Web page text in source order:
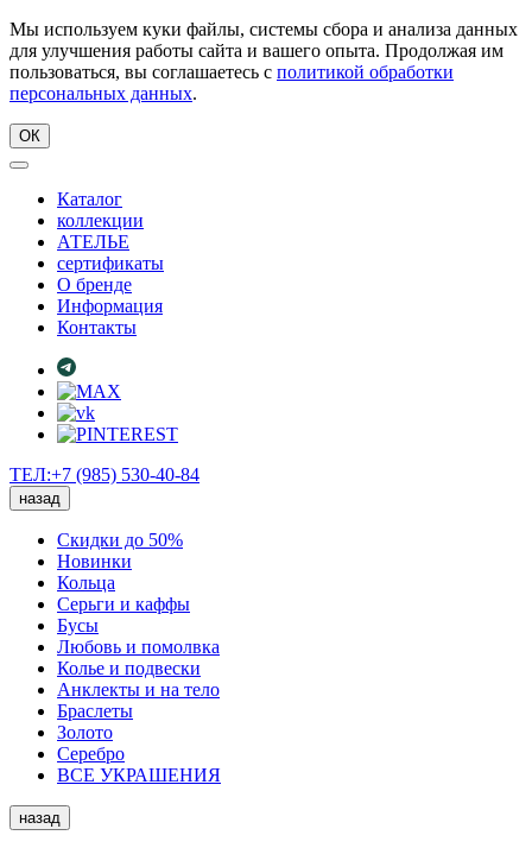
Мы используем куки файлы, системы сбора и анализа данных
для улучшения работы сайта и вашего опыта. Продолжая им
пользоваться, вы соглашаетесь с политикой обработки
персональных данных.
ОК
Каталог
коллекции
АТЕЛЬЕ
сертификаты
О бренде
Информация
Контакты
ТЕЛ:+7 (985) 530-40-84
назад
Скидки до 50%
Новинки
Кольца
Серьги и каффы
Бусы
Любовь и помолвка
Колье и подвески
Анклекты и на тело
Браслеты
Золото
Серебро
ВСЕ УКРАШЕНИЯ
назад